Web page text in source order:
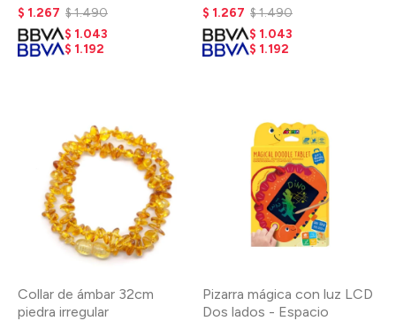
$ 1.267 $1.490
$ 1.043
$ 1.192
$ 1.267 $1.490
$ 1.043
$ 1.192
Collar de ámbar 32cm
piedra irregular
Pizarra mágica con luz LCD
Dos lados - Espacio